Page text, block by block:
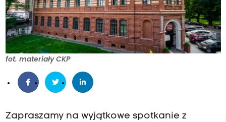
fot. materiały CKP
Zapraszamy na wyjątkowe spotkanie z